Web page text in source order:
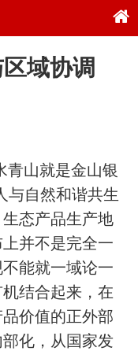
域协调
青山就是金山银
与自然和谐共生
态产品生产地
并不是完全一
能就一域论一
结合起来，在
价值的正外部
化，从国家发